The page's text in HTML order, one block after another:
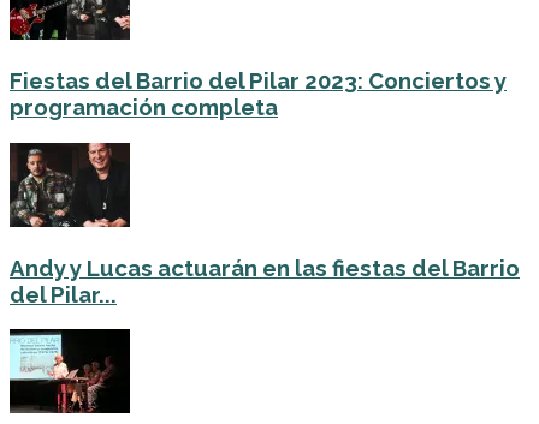
Fiestas del Barrio del Pilar 2023: Conciertos y
programación completa
Andy y Lucas actuarán en las fiestas del Barrio
del Pilar...